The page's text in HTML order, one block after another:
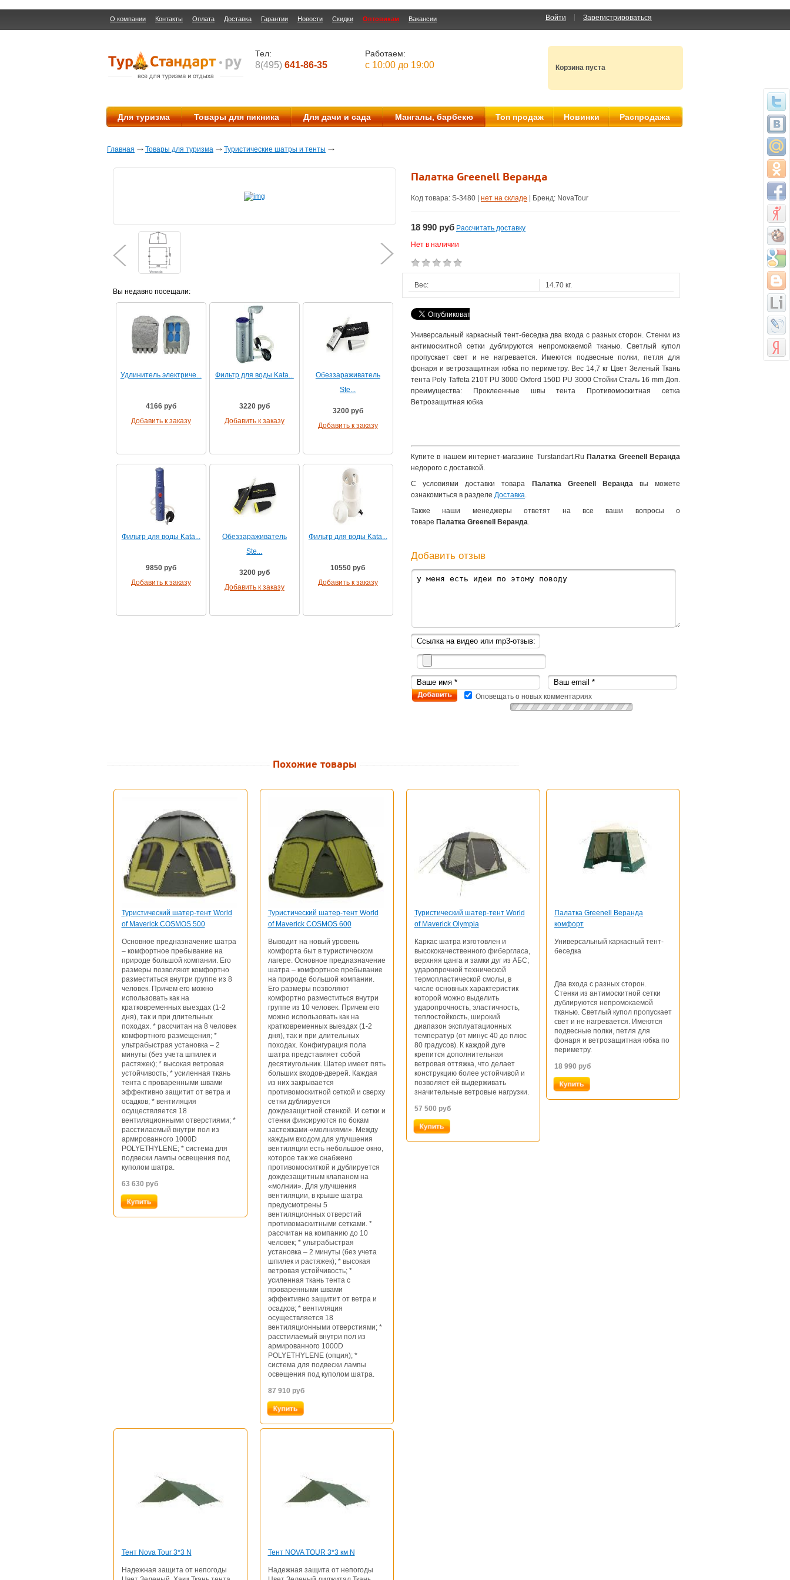
Войти Зарегистрироваться
О компании Контакты Оплата Доставка Гарантии Новости Скидки Оптовикам Вакансии
Тел:
8(495) 641-86-35
Работаем:
с 10:00 до 19:00 Корзина пуста
Для туризма Товары для пикника Для дачи и сада Мангалы, барбекю Топ продаж Новинки Распродажа
Главная Товары для туризма Туристические шатры и тенты
Вы недавно посещали:
Удлинитель электриче...
4166 руб
Добавить к заказу
Фильтр для воды Kata...
3220 руб
Добавить к заказу
Обеззараживатель
Ste...
3200 руб
Добавить к заказу
Фильтр для воды Kata...
9850 руб
Добавить к заказу
Обеззараживатель
Ste...
3200 руб
Добавить к заказу
Фильтр для воды Kata...
10550 руб
Добавить к заказу
Палатка Greenell Веранда
Код товара: S-3480 нет на складе | Бренд: NovaTour
18 990 руб Рассчитать доставку
Нет в наличии
Вес: 14.70 кг.
Универсальный каркасный тент-беседка два входа с разных сторон. Стенки из
антимоскитной сетки дублируются непромокаемой тканью. Светлый купол
пропускает свет и не нагревается. Имеются подвесные полки, петля для
фонаря и ветрозащитная юбка по периметру. Вес 14,7 кг Цвет Зеленый Ткань
тента Poly Taffeta 210T PU 3000 Oxford 150D PU 3000 Стойки Сталь 16 mm Доп.
преимущества: Проклеенные швы тента Противомоскитная сетка
Ветрозащитная юбка
Купите в нашем интернет-магазине Turstandart.Ru Палатка Greenell Веранда
недорого с доставкой.
С условиями доставки товара
Палатка Greenell Верандавы можете
ознакомиться в разделе Доставка.
Также наши менеджеры ответят на все ваши вопросы о
товаре Палатка Greenell Веранда.
Добавить отзыв
Оповещать о новых комментариях
Похожие товары
Туристический шатер-тент World
of Maverick COSMOS 500
Основное предназначение шатра
– комфортное пребывание на
природе большой компании. Его
размеры позволяют комфортно
разместиться внутри группе из 8
человек. Причем его можно
использовать как на
кратковременных выездах (1-2
дня), так и при длительных
походах. * рассчитан на 8 человек
комфортного размещения; *
ультрабыстрая установка – 2
минуты (без учета шпилек и
растяжек); * высокая ветровая
устойчивость; * усиленная ткань
тента с проваренными швами
эффективно защитит от ветра и
осадков; * вентиляция
осуществляется 18
вентиляционными отверстиями; *
расстилаемый внутри пол из
армированного 1000D
POLYETHYLENE; * система для
подвески лампы освещения под
куполом шатра.
63 630 руб
Туристический шатер-тент World
of Maverick COSMOS 600
Выводит на новый уровень
комфорта быт в туристическом
лагере. Основное предназначение
шатра – комфортное пребывание
на природе большой компании.
Его размеры позволяют
комфортно разместиться внутри
группе из 10 человек. Причем его
можно использовать как на
кратковременных выездах (1-2
дня), так и при длительных
походах. Конфигурация пола
шатра представляет собой
десятиугольник. Шатер имеет пять
больших входов-дверей. Каждая
из них закрывается
противомоскитной сеткой и сверху
сетки дублируется
дождезащитной стенкой. И сетки и
стенки фиксируются по бокам
застежками-«молниями». Между
каждым входом для улучшения
вентиляции есть небольшое окно,
которое так же снабжено
противомоскиткой и дублируется
дождезащитным клапаном на
«молнии». Для улучшения
вентиляции, в крыше шатра
предусмотрены 5
вентиляционных отверстий
противомаскитными сетками. *
рассчитан на компанию до 10
человек; * ультрабыстрая
установка – 2 минуты (без учета
шпилек и растяжек); * высокая
ветровая устойчивость; *
усиленная ткань тента с
проваренными швами
эффективно защитит от ветра и
осадков; * вентиляция
осуществляется 18
вентиляционными отверстиями; *
расстилаемый внутри пол из
армированного 1000D
POLYETHYLENE (опция); *
система для подвески лампы
освещения под куполом шатра.
87 910 руб
Туристический шатер-тент World
of Maverick Olympia
Каркас шатра изготовлен и
высококачественного фибергласа,
верхняя цанга и замки дуг из АБС;
ударопрочной технической
термопластической смолы, в
числе основных характеристик
которой можно выделить
ударопрочность, эластичность,
теплостойкость, широкий
диапазон эксплуатационных
температур (от минус 40 до плюс
80 градусов). К каждой дуге
крепится дополнительная
ветровая оттяжка, что делает
конструкцию более устойчивой и
позволяет ей выдерживать
значительные ветровые нагрузки.
57 500 руб
Палатка Greenell Веранда
комфорт
Универсальный каркасный тент-
беседка
Два входа с разных сторон.
Стенки из антимоскитной сетки
дублируются непромокаемой
тканью. Светлый купол пропускает
свет и не нагревается. Имеются
подвесные полки, петля для
фонаря и ветрозащитная юбка по
периметру.
18 990 руб
Тент Nova Tour 3*3 N
Надежная защита от непогоды
Тент NOVA TOUR 3*3 км N
Надежная защита от непогоды